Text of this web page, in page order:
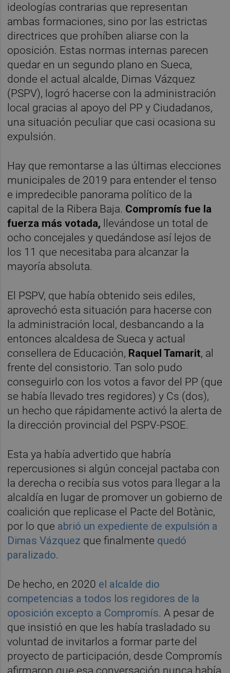
ideologías contrarias que representan
ambas formaciones, sino por las estrictas
directrices que prohíben aliarse con la
oposición. Estas normas internas parecen
quedar en un segundo plano en Sueca,
donde el actual alcalde, Dimas Vázquez
(PSPV), logró hacerse con la administración
local gracias al apoyo del PP y Ciudadanos,
una situación peculiar que casi ocasiona su
expulsión.
Hay que remontarse a las últimas elecciones
municipales de 2019 para entender el tenso
e impredecible panorama político de la
capital de la Ribera Baja. Compromís fue la
fuerza más votada,
llevándose un total de
ocho concejales y quedándose así lejos de
los 11 que necesitaba para alcanzar la
mayoría absoluta.
El PSPV, que había obtenido seis ediles,
aprovechó esta situación para hacerse con
la administración local, desbancando a la
entonces alcaldesa de Sueca y actual
consellera de Educación, Raquel Tamarit, al
frente del consistorio. Tan solo pudo
conseguirlo con los votos a favor del PP (que
se había llevado tres regidores) y Cs (dos),
un hecho que rápidamente activó la alerta de
la dirección provincial del PSPV-PSOE.
Esta ya había advertido que habría
repercusiones si algún concejal pactaba con
la derecha o recibía sus votos para llegar a la
alcaldía en lugar de promover un gobierno de
coalición que replicase el Pacte del Botànic,
por lo que abrió un expediente de expulsión a
Dimas Vázquez que finalmente quedó
paralizado.
De hecho, en 2020 el alcalde dio
competencias a todos los regidores de la
oposición excepto a Compromís. A pesar de
que insistió en que les había trasladado su
voluntad de invitarlos a formar parte del
proyecto de participación, desde Compromís
afirmaron que esa conversación nunca había